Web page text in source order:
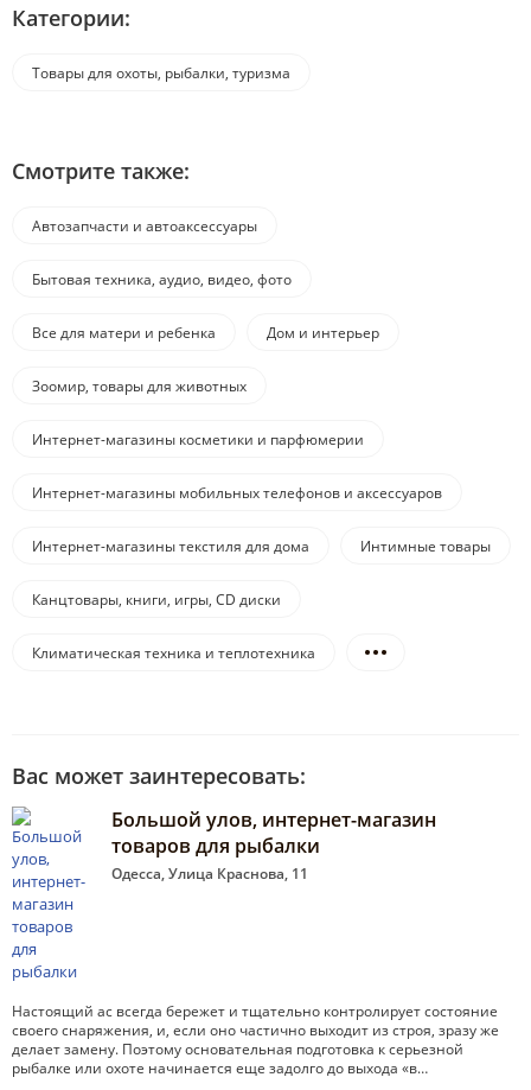
Категории:
Товары для охоты, рыбалки, туризма
Смотрите также:
Автозапчасти и автоаксессуары
Бытовая техника, аудио, видео, фото
Все для матери и ребенка Дом и интерьер
Зоомир, товары для животных
Интернет-магазины косметики и парфюмерии
Интернет-магазины мобильных телефонов и аксессуаров
Интернет-магазины текстиля для дома Интимные товары
Канцтовары, книги, игры, CD диски
Климатическая техника и теплотехника
Вас может заинтересовать:
Большой улов, интернет-магазин
товаров для рыбалки
Одесса, Улица Краснова, 11
Настоящий ас всегда бережет и тщательно контролирует состояние
своего снаряжения, и, если оно частично выходит из строя, зразу же
делает замену. Поэтому основательная подготовка к серьезной
рыбалке или охоте начинается еще задолго до выхода «в…